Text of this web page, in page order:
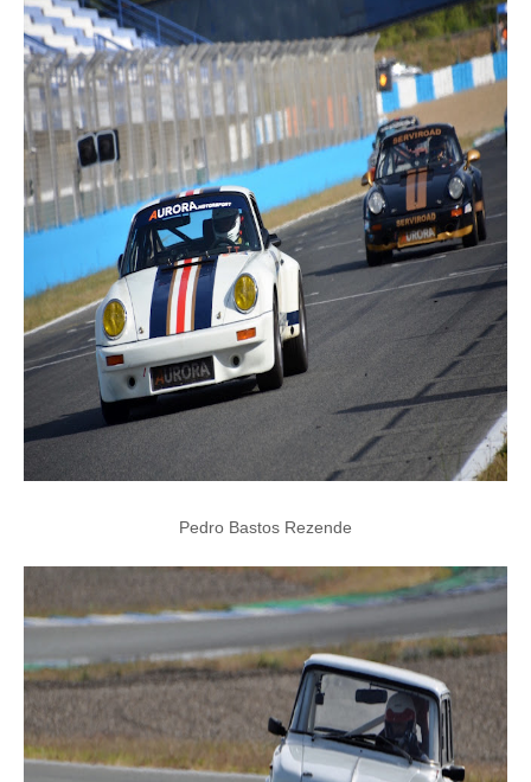
Pedro Bastos Rezende